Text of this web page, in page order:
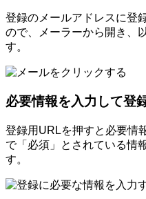
登録のメールアドレスに登
ので、メーラーから開き、
す。
必要情報を入力して登
登録用URLを押すと必要情
で「必須」とされている情
す。